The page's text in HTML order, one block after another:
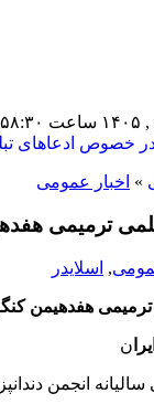
» اخبار عمومی
ترمیمی
, اسلایدر
هفدهیمن
ن
سالیانه انجمن